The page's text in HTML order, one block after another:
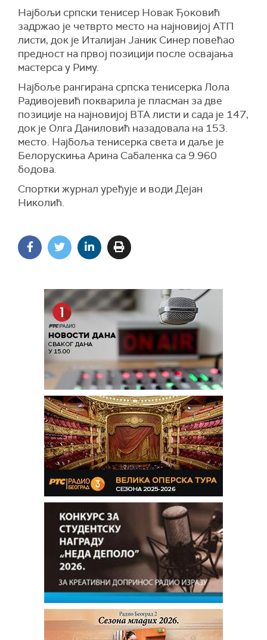
Најбољи српски тенисер Новак Ђоковић
задржао је четврто место на најновијој АТП
листи, док је Италијан Јаник Синер повећао
предност на првој позицији после освајања
мастерса у Риму.
Најбоље рангирана српска тенисерка Лола
Радивојевић покварила је пласман за две
позиције на најновијој ВТА листи и сада је 147,
док је Олга Даниловић назадовала на 153.
место. Најбоља тенисерка света и даље је
Белорускиња Арина Сабаленка са 9.960
бодова.
Спортки журнал уређује и води Дејан
Николић.